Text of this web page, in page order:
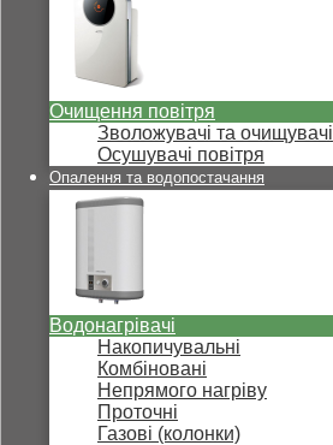
Очищення повітря
Зволожувачі та очищувачі
Осушувачі повітря
Опалення та водопостачання
Водонагрівачі
Накопичувальні
Комбіновані
Непрямого нагріву
Проточні
Газові (колонки)